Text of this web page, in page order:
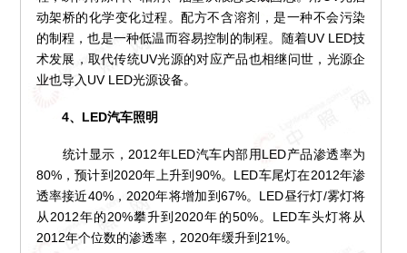
动架桥的化学变化过程。配方不含溶剂，是一种不会污染
的制程，也是一种低温而容易控制的制程。随着UV LED技
术发展，取代传统UV光源的对应产品也相继问世，光源企
业也导入UV LED光源设备。
4、LED汽车照明
统计显示，2012年LED汽车内部用LED产品渗透率为
80%，预计到2020年上升到90%。LED车尾灯在2012年渗
透率接近40%，2020年将增加到67%。LED昼行灯/雾灯将
从2012年的20%攀升到2020年的50%。LED车头灯将从
2012年个位数的渗透率，2020年缓升到21%。